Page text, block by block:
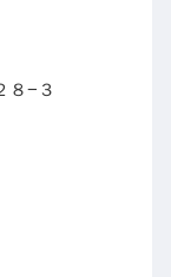
８−３